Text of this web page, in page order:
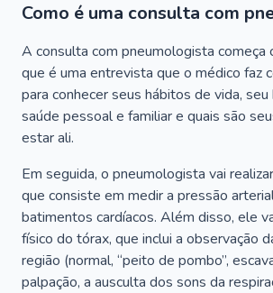
Como é uma consulta com
A consulta com pneumologista começa
que é uma entrevista que o médico faz
para conhecer seus hábitos de vida,
saúde pessoal e familiar e quais são
estar ali.
Em seguida, o pneumologista vai
que consiste em medir a pressão
batimentos cardíacos. Além disso, ele
físico do tórax, que inclui a observação
região (normal, “peito de pombo”,
palpação, a ausculta dos sons da